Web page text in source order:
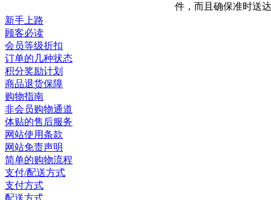
件，而且确保准时送
新手上路
顾客必读
会员等级折扣
订单的几种状态
积分奖励计划
商品退货保障
购物指南
非会员购物通道
体贴的售后服务
网站使用条款
网站免责声明
简单的购物流程
支付/配送方式
支付方式
配送方式